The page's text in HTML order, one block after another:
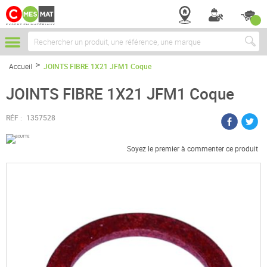
Chercher
Accueil JOINTS FIBRE 1X21 JFM1 Coque
JOINTS FIBRE 1X21 JFM1 Coque
RÉF : 1357528
Soyez le premier à commenter ce produit
Passer